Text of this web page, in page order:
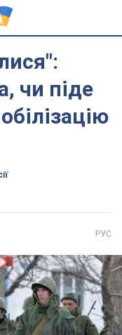
чи піде
РУС